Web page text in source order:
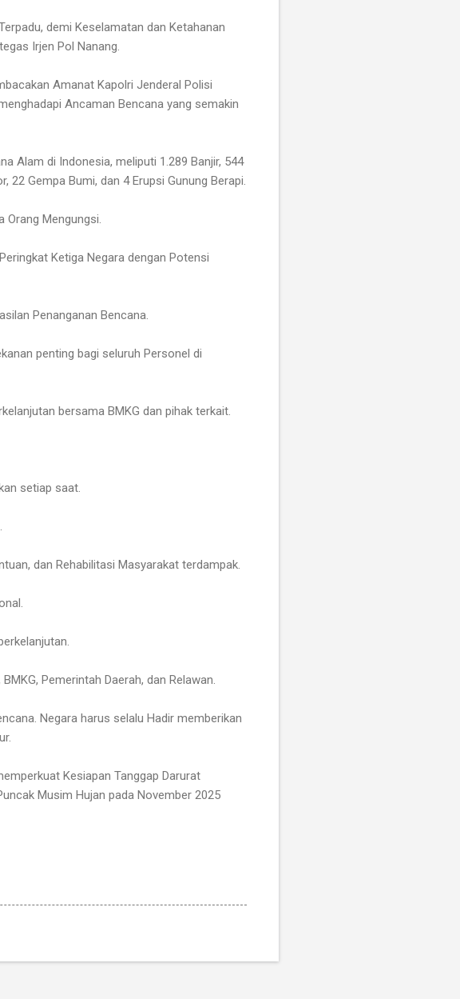
demi Keselamatan dan Ketahanan
Irjen Pol Nanang.
Amanat Kapolri Jenderal Polisi
Ancaman Bencana yang semakin
Alam di Indonesia, meliputi 1.289 Banjir, 544
Gempa Bumi, dan 4 Erupsi Gunung Berapi.
Orang Mengungsi.
Ketiga Negara dengan Potensi
Penanganan Bencana.
penting bagi seluruh Personel di
bersama BMKG dan pihak terkait.
setiap saat.
dan Rehabilitasi Masyarakat terdampak.
Pemerintah Daerah, dan Relawan.
Negara harus selalu Hadir memberikan
Kesiapan Tanggap Darurat
Musim Hujan pada November 2025